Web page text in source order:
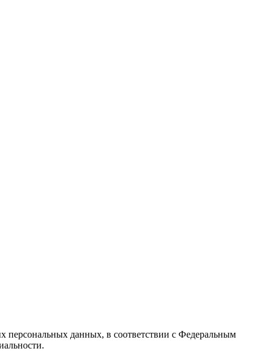
персональных данных, в соответствии с Федеральным